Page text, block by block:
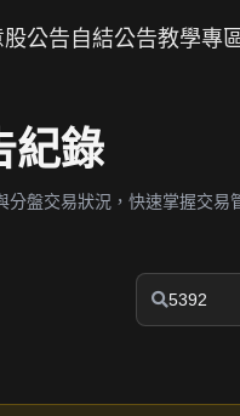
股公告 自結公告教學專
紀錄
盤交易狀況，快速掌握交易